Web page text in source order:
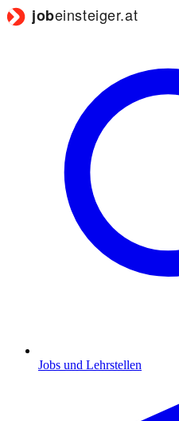
Jobs und Lehrstellen